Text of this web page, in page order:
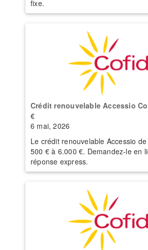
fixe.
Crédit renouvelable Accessio
€
6 mai, 2026
Le crédit renouvelable Accessio
500 € à 6.000 €. Demandez-le en
réponse express.